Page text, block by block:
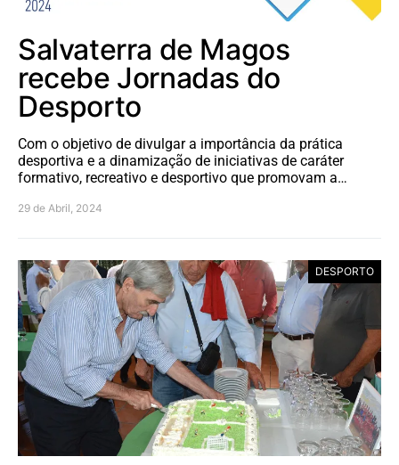
Salvaterra de Magos
recebe Jornadas do
Desporto
Com o objetivo de divulgar a importância da prática
desportiva e a dinamização de iniciativas de caráter
formativo, recreativo e desportivo que promovam a…
29 de Abril, 2024
DESPORTO